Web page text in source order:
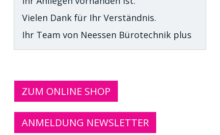
Vielen Dank für Ihr Verständnis.
Ihr Team von Neessen Bürotechnik plus
ZUM ONLINE SHOP
ANMELDUNG NEWSLETTER